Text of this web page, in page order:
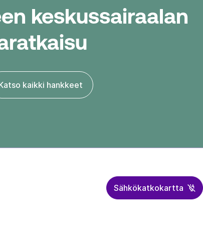
keskussairaalan
kaikki hankkeet
Sähkökatkokartta